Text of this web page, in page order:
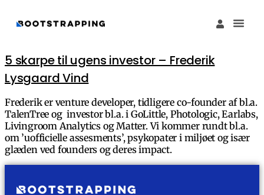
5 skarpe til ugens investor – Frederik
Lysgaard Vind
Frederik er venture developer, tidligere co-founder af bl.a.
TalenTree og investor bl.a. i GoLittle, Photologic, Earlabs,
Livingroom Analytics og Matter. Vi kommer rundt bl.a.
om ’uofficielle assesments’, psykopater i miljøet og især
glæden ved founders og deres impact.